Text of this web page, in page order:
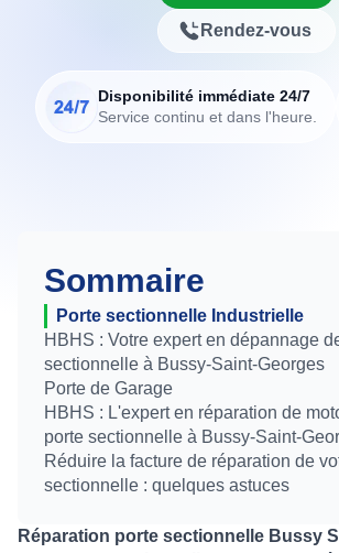
Rendez-vous
Disponibilité immédiate 24/7
Service continu et dans l'heure.
Sommaire
Porte sectionnelle Industrielle
HBHS : Votre expert en dépannage
sectionnelle à Bussy-Saint-Georges
Porte de Garage
HBHS : L'expert en réparation de
porte sectionnelle à Bussy-Saint-
Réduire la facture de réparation de
sectionnelle : quelques astuces
Réparation porte sectionnelle Bussy